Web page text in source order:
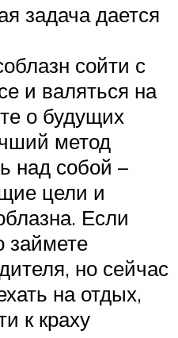
задача дается
сойти с
и валяться на
о будущих
метод
над собой –
цели и
Если
займете
но сейчас
на отдых,
к краху